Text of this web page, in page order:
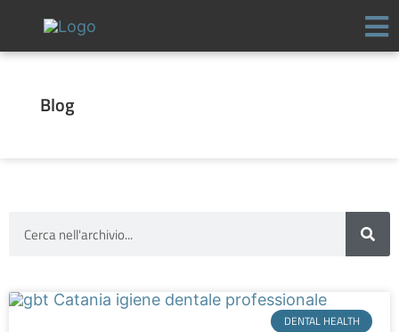
contenuto
Blog
DENTAL HEALTH